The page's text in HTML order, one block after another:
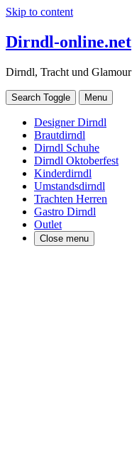
Skip to content
Dirndl-online.net
Dirndl, Tracht und Glamour
Search Toggle Menu
Designer Dirndl
Brautdirndl
Dirndl Schuhe
Dirndl Oktoberfest
Kinderdirndl
Umstandsdirndl
Trachten Herren
Gastro Dirndl
Outlet
Close menu